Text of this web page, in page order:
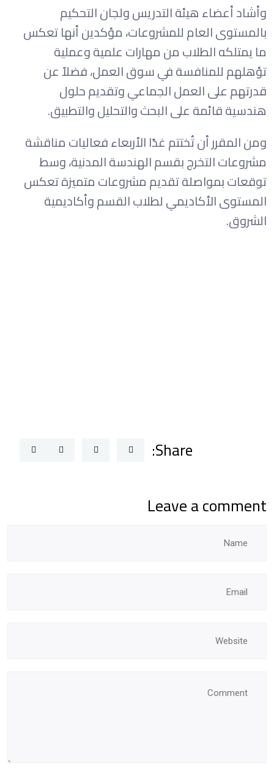
وأشاد أعضاء هيئة التدريس ولجان التحكيم
بالمستوى العام للمشروعات، مؤكدين أنها تعكس
ما يمتلكه الطلاب من مهارات علمية وعملية
تؤهلهم للمنافسة في سوق العمل، فضلاً عن
قدرتهم على العمل الجماعي وتقديم حلول
هندسية قائمة على البحث والتحليل والتطبيق.
ومن المقرر أن تُختتم غدًا الأربعاء فعاليات مناقشة
مشروعات التخرج بقسم الهندسة المدنية، وسط
توقعات بمواصلة تقديم مشروعات متميزة تعكس
المستوى الأكاديمي لطلاب القسم وأكاديمية
الشروق.
Share:
Leave a comment